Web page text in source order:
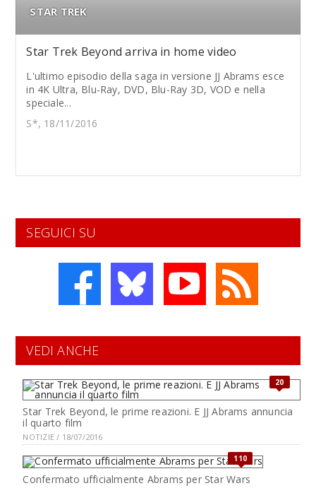
STAR TREK
Star Trek Beyond arriva in home video
L'ultimo episodio della saga in versione JJ Abrams esce
in 4K Ultra, Blu-Ray, DVD, Blu-Ray 3D, VOD e nella
speciale...
S*, 18/11/2016
SEGUICI SU
VEDI ANCHE
20
Star Trek Beyond, le prime reazioni. E JJ Abrams annuncia
il quarto film
NOTIZIE / 18/07/2016
110
Confermato ufficialmente Abrams per Star Wars